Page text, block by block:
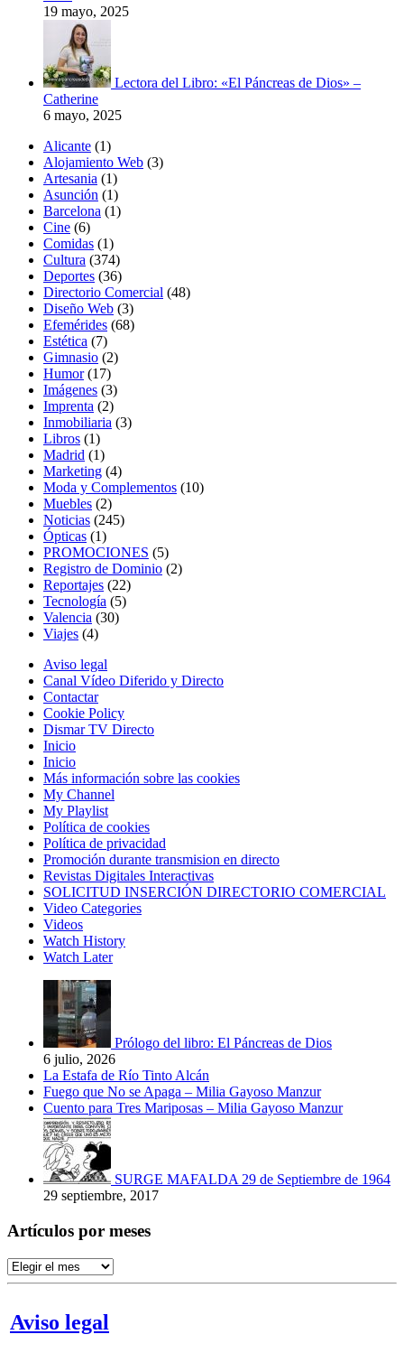
19 mayo, 2025
Lectora del Libro: «El Páncreas de Dios» –
Catherine
6 mayo, 2025
Alicante (1)
Alojamiento Web (3)
Artesania (1)
Asunción (1)
Barcelona (1)
Cine (6)
Comidas (1)
Cultura (374)
Deportes (36)
Directorio Comercial (48)
Diseño Web (3)
Efemérides (68)
Estética (7)
Gimnasio (2)
Humor(17)
Imágenes (3)
Imprenta (2)
Inmobiliaria (3)
Libros (1)
Madrid (1)
Marketing (4)
Moda y Complementos (10)
Muebles (2)
Noticias (245)
Ópticas (1)
PROMOCIONES (5)
Registro de Dominio (2)
Reportajes (22)
Tecnología (5)
Valencia (30)
Viajes (4)
Aviso legal
Canal Vídeo Diferido y Directo
Contactar
Cookie Policy
Dismar TV Directo
Inicio
Inicio
Más información sobre las cookies
My Channel
My Playlist
Política de cookies
Política de privacidad
Promoción durante transmision en directo
Revistas Digitales Interactivas
SOLICITUD INSERCIÓN DIRECTORIO COMERCIAL
Video Categories
Videos
Watch History
Watch Later
Prólogo del libro: El Páncreas de Dios
6 julio, 2026
La Estafa de Río Tinto Alcán
Fuego que No se Apaga – Milia Gayoso Manzur
Cuento para Tres Mariposas – Milia Gayoso Manzur
SURGE MAFALDA 29 de Septiembre de 1964
29 septiembre, 2017
Artículos por meses
Artículos
por
Aviso legal